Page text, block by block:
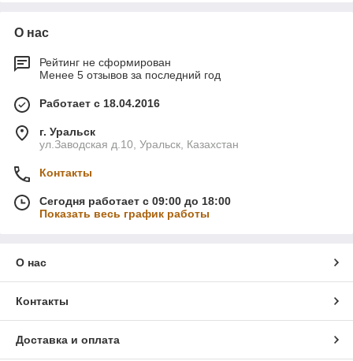
О нас
Рейтинг не сформирован
Менее 5 отзывов за последний год
Работает с 18.04.2016
г. Уральск
ул.Заводская д.10, Уральск, Казахстан
Контакты
Сегодня работает с 09:00 до 18:00
Показать весь график работы
О нас
Контакты
Доставка и оплата